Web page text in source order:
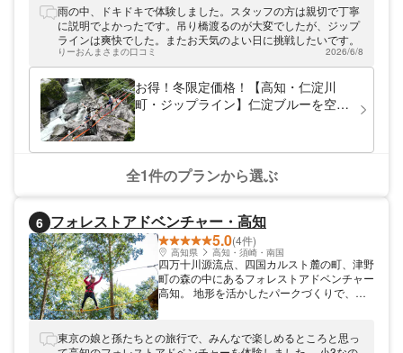
り橋！！渓谷の上空約30ｍに9種類の足場が
楽しめる恐怖の吊り橋が出現！！ ・無事渡
り切ったら、爽快なジップラインで駆け抜け
ます！ ・受付の建物にはウッドデッキを完
備！お連れ様の勇姿を見学できます。 ・施
設の近くに約15台分の駐車場がございま
す。 ・5分ほど登ったところには約40台の駐
車場がございます。 ・近隣にカフェや桜の
っていても十分楽しめます！！ 雨具の販売
もございます。 遊んだ後には本格的なお茶
を味わえる、茶農家ならではのおもてなしも
絡お願いいたします。 体験が終わったら、
茶農家ならではのおもてなし！ 美味しい
「沢渡茶」を味わっていただけます。
雨の中、ドキドキで体験しました。スタッフの方は親切で丁寧
に説明でよかったです。吊り橋渡るのが大変でしたが、ジップ
ラインは爽快でした。またお天気のよい日に挑戦したいです。
りーおんまさまの口コミ 2026/6/8
お得！冬限定価格！【高知・仁淀川
町・ジップライン】仁淀ブルーを空中
設！女性、ファミリー、お友達、カッ
プル同士におすすめ
全1件のプランから選ぶ
6 フォレストアドベンチャー・高知
5.0(4件)
高知県 高知・須崎・南国
四万十川源流点、四国カルスト麓の町、津野
町の森の中にあるフォレストアドベンチャー
高知。 地形を活かしたパークづくりで、ス
から山へ空中移動するジップスライドは季節
で変化する絶景が楽しめる♪ 近くには恋のパ
東京の娘と孫たちとの旅行で、みんなで楽しめるところと思っ